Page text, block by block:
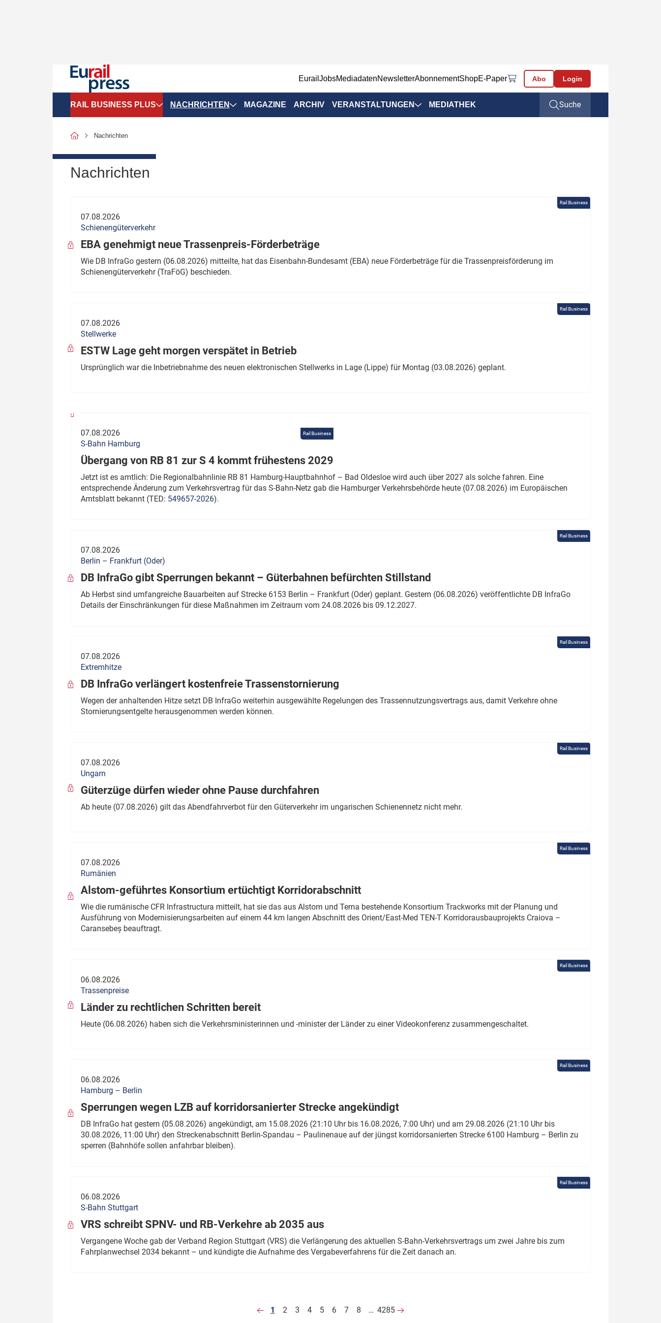
EurailJobsMediadatenNewsletterAbonnementShopE-Paper Abo Login
RAIL BUSINESS PLUS
SPNV-Marktdaten
Politik
Verbände: Wer spricht für
wen?
Thema des Monats
Dossier: Generalsanierung
Dossier: ETCS
NACHRICHTEN
Infrastruktur & Ausrüstung
ÖPNV
MAGAZINE ARCHIV VERANSTALTUNGEN MEDIATHEK Suche
Nachrichten
Nachrichten
Rail Business
07.08.2026
Schienengüterverkehr
EBA genehmigt neue Trassenpreis-Förderbeträge
Wie DB InfraGo gestern (06.08.2026) mitteilte, hat das Eisenbahn-Bundesamt (EBA) neue Förderbeträge für die Trassenpreisförderung im
Schienengüterverkehr (TraFöG) beschieden.
Rail Business
07.08.2026
Stellwerke
ESTW Lage geht morgen verspätet in Betrieb
Ursprünglich war die Inbetriebnahme des neuen elektronischen Stellwerks in Lage (Lippe) für Montag (03.08.2026) geplant.
Rail Business
07.08.2026
S-Bahn Hamburg
Übergang von RB 81 zur S 4 kommt frühestens 2029
Jetzt ist es amtlich: Die Regionalbahnlinie RB 81 Hamburg-Hauptbahnhof – Bad Oldesloe wird auch über 2027 als solche fahren. Eine
entsprechende Änderung zum Verkehrsvertrag für das S-Bahn-Netz gab die Hamburger Verkehrsbehörde heute (07.08.2026) im Europäischen
Amtsblatt bekannt (TED: 549657-2026).
Rail Business
07.08.2026
Berlin – Frankfurt (Oder)
DB InfraGo gibt Sperrungen bekannt – Güterbahnen befürchten Stillstand
Ab Herbst sind umfangreiche Bauarbeiten auf Strecke 6153 Berlin – Frankfurt (Oder) geplant. Gestern (06.08.2026) veröffentlichte DB InfraGo
Details der Einschränkungen für diese Maßnahmen im Zeitraum vom 24.08.2026 bis 09.12.2027.
Rail Business
07.08.2026
Extremhitze
DB InfraGo verlängert kostenfreie Trassenstornierung
Wegen der anhaltenden Hitze setzt DB InfraGo weiterhin ausgewählte Regelungen des Trassennutzungsvertrags aus, damit Verkehre ohne
Stornierungsentgelte herausgenommen werden können.
Rail Business
07.08.2026
Ungarn
Güterzüge dürfen wieder ohne Pause durchfahren
Ab heute (07.08.2026) gilt das Abendfahrverbot für den Güterverkehr im ungarischen Schienennetz nicht mehr.
Rail Business
07.08.2026
Rumänien
Alstom-geführtes Konsortium ertüchtigt Korridorabschnitt
Wie die rumänische CFR Infrastructura mitteilt, hat sie das aus Alstom und Terna bestehende Konsortium Trackworks mit der Planung und
Ausführung von Modernisierungsarbeiten auf einem 44 km langen Abschnitt des Orient/East-Med TEN-T Korridorausbauprojekts Craiova –
Caransebeș beauftragt.
Rail Business
06.08.2026
Trassenpreise
Länder zu rechtlichen Schritten bereit
Heute (06.08.2026) haben sich die Verkehrsministerinnen und -minister der Länder zu einer Videokonferenz zusammengeschaltet.
Rail Business
06.08.2026
Hamburg – Berlin
Sperrungen wegen LZB auf korridorsanierter Strecke angekündigt
DB InfraGo hat gestern (05.08.2026) angekündigt, am 15.08.2026 (21:10 Uhr bis 16.08.2026, 7:00 Uhr) und am 29.08.2026 (21:10 Uhr bis
30.08.2026, 11:00 Uhr) den Streckenabschnitt Berlin-Spandau – Paulinenaue auf der jüngst korridorsanierten Strecke 6100 Hamburg – Berlin zu
sperren (Bahnhöfe sollen anfahrbar bleiben).
Rail Business
06.08.2026
S-Bahn Stuttgart
VRS schreibt SPNV- und RB-Verkehre ab 2035 aus
Vergangene Woche gab der Verband Region Stuttgart (VRS) die Verlängerung des aktuellen S-Bahn-Verkehrsvertrags um zwei Jahre bis zum
Fahrplanwechsel 2034 bekannt – und kündigte die Aufnahme des Vergabeverfahrens für die Zeit danach an.
1 2 3 4 5 6 7 8 … 4285